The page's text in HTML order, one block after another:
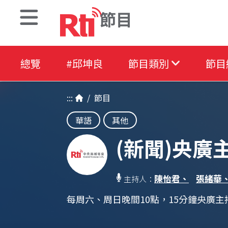
節目
總覽 #邱坤良 節目類別 節
::: / 節目
華語
其他
(新聞)央廣
主持人： 陳怡君、 張緒華
每周六、周日晚間10點，15分鐘央廣